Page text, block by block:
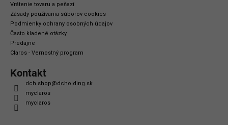
Vrátenie tovaru a peňazí
Zásady používania súborov cookies
Podmienky ochrany osobných údajov
Často kladené otázky
Predajne
Claros - Vernostný program
Kontakt
dch.shop@dcholding.sk
myclaros
myclaros